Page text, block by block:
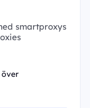
smartproxys
över